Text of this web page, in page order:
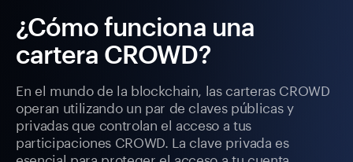
¿Cómo funciona una
cartera CROWD?
En el mundo de la blockchain, las carteras CROWD
operan utilizando un par de claves públicas y
privadas que controlan el acceso a tus
participaciones CROWD. La clave privada es